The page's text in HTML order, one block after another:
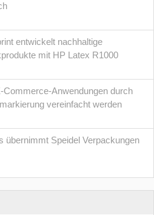
entwickelt nachhaltige
mit HP Latex R1000
Commerce-Anwendungen durch
vereinfacht werden
übernimmt Speidel Verpackungen